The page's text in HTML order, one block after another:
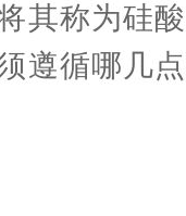
其称为硅
遵循哪几